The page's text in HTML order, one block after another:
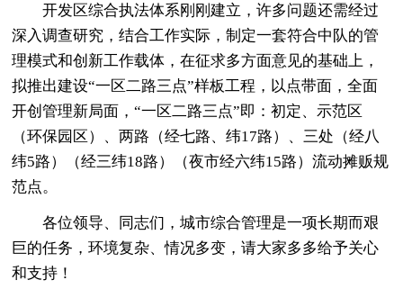
开发区综合执法体系刚刚建立，许多问题还需经过
深入调查研究，结合工作实际，制定一套符合中队的管
理模式和创新工作载体，在征求多方面意见的基础上，
拟推出建设“一区二路三点”样板工程，以点带面，全面
开创管理新局面，“一区二路三点”即：初定、示范区
（环保园区）、两路（经七路、纬17路）、三处（经八
纬5路）（经三纬18路）（夜市经六纬15路）流动摊贩规
范点。
各位领导、同志们，城市综合管理是一项长期而艰
巨的任务，环境复杂、情况多变，请大家多多给予关心
和支持！